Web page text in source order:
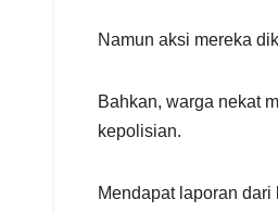
Namun aksi mereka
Bahkan, warga nekat
kepolisian.
Mendapat laporan